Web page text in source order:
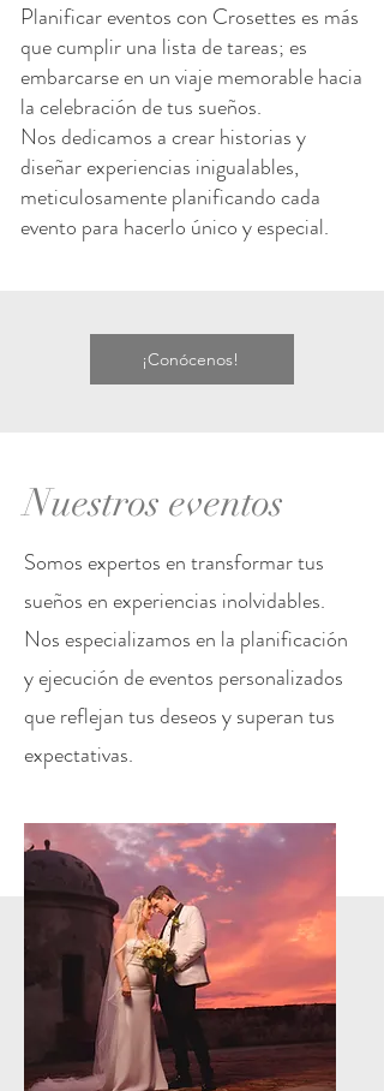
¡Conócenos!
Planificar eventos con Crosettes es más
que cumplir una lista de tareas; es
embarcarse en un viaje memorable hacia
la celebración de tus sueños.
Nos dedicamos a crear historias y
diseñar experiencias inigualables,
meticulosamente planificando cada
evento para hacerlo único y especial.
Nuestros eventos
Somos expertos en transformar tus
sueños en experiencias inolvidables.
Nos especializamos en la planificación
y ejecución de eventos personalizados
que reflejan tus deseos y superan tus
expectativas.